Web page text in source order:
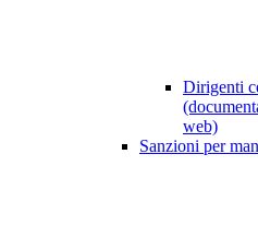
Dirigenti
web)
Sanzioni per